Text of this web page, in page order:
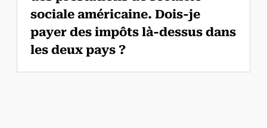
sociale américaine. Dois-je
payer des impôts là-dessus dans
les deux pays ?